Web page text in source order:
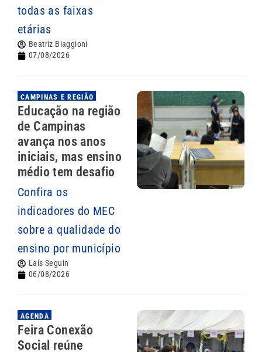
todas as faixas
etárias
Beatriz Biaggioni
07/08/2026
CAMPINAS E REGIÃO
Educação na região
de Campinas
avança nos anos
iniciais, mas ensino
médio tem desafio
Confira os
indicadores do MEC
sobre a qualidade do
ensino por município
Laís Seguin
06/08/2026
AGENDA
Feira Conexão
Social reúne